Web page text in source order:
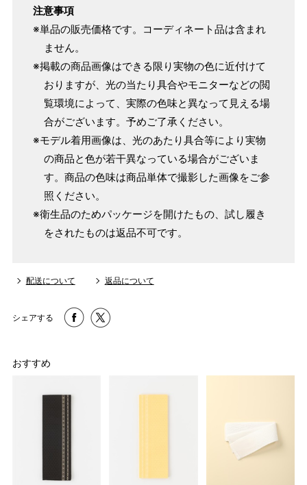
注意事項
※単品の販売価格です。コーディネート品は含まれ
ません。
※掲載の商品画像はできる限り実物の色に近付けて
おりますが、光の当たり具合やモニターなどの閲
覧環境によって、実際の色味と異なって見える場
合がございます。予めご了承ください。
※モデル着用画像は、光のあたり具合等により実物
の商品と色が若干異なっている場合がございま
す。商品の色味は商品単体で撮影した画像をご参
照ください。
※衛生品のためパッケージを開けたもの、試し履き
をされたものは返品不可です。
配送について 返品について
シェアする
おすすめ